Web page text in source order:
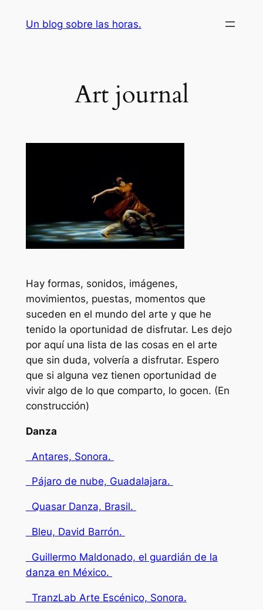
Un blog sobre las horas.
Art journal
Hay formas, sonidos, imágenes,
movimientos, puestas, momentos que
suceden en el mundo del arte y que he
tenido la oportunidad de disfrutar. Les dejo
por aquí una lista de las cosas en el arte
que sin duda, volvería a disfrutar. Espero
que si alguna vez tienen oportunidad de
vivir algo de lo que comparto, lo gocen. (En
construcción)
Danza
Antares, Sonora.
Pájaro de nube, Guadalajara.
Quasar Danza, Brasil.
Bleu, David Barrón.
Guillermo Maldonado, el guardián de la
danza en México.
TranzLab Arte Escénico, Sonora.